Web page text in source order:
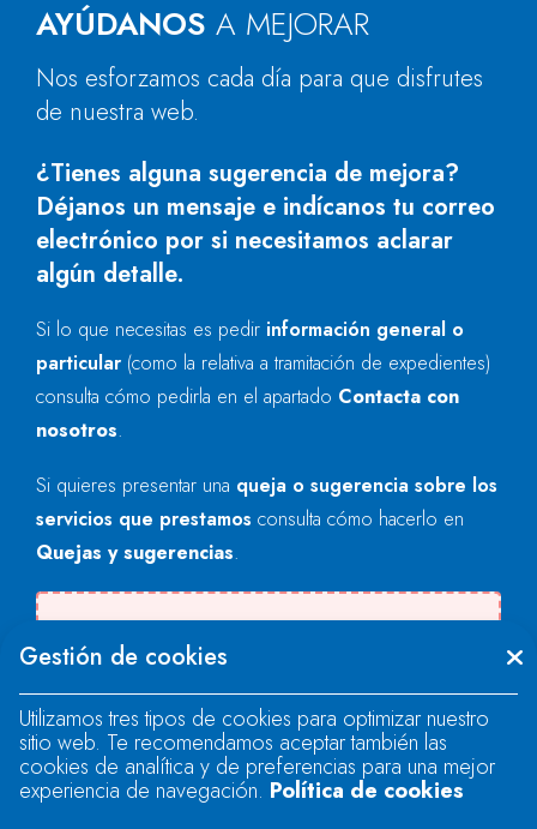
AYÚDANOS A MEJORAR
Nos esforzamos cada día para que disfrutes
de nuestra web.
¿Tienes alguna sugerencia de mejora?
Déjanos un mensaje e indícanos tu correo
electrónico por si necesitamos aclarar
algún detalle.
Si lo que necesitas es pedir información general o
particular (como la relativa a tramitación de expedientes)
consulta cómo pedirla en el apartado Contacta con
nosotros.
Si quieres presentar una queja o sugerencia sobre los
servicios que prestamos consulta cómo hacerlo en
Quejas y sugerencias.
"text".
Se produjo un error al cargar el campo
"text".
Gestión de cookies
Utilizamos tres tipos de cookies para optimizar nuestro
sitio web. Te recomendamos aceptar también las
cookies de analítica y de preferencias para una mejor
experiencia de navegación. Política de cookies